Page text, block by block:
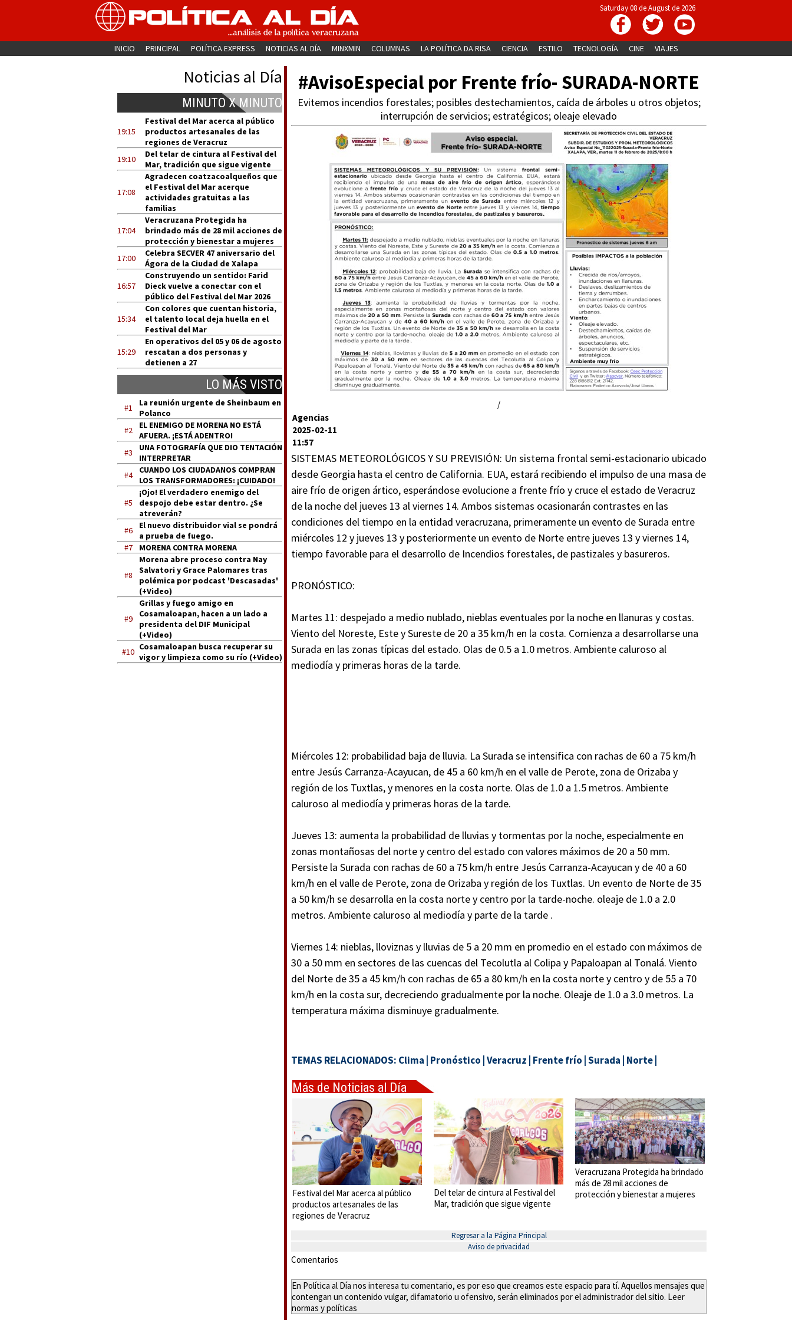
Saturday 08 de August de 2026
INICIO PRINCIPAL POLÍTICA EXPRESS NOTICIAS AL DÍA MINXMIN COLUMNAS LA POLÍTICA DA RISA CIENCIA ESTILO TECNOLOGÍA CINE VIAJES
Noticias al Día
MINUTO X MINUTO
19:15
Festival del Mar acerca al público
productos artesanales de las
regiones de Veracruz
19:10
Del telar de cintura al Festival del
Mar, tradición que sigue vigente
17:08
Agradecen coatzacoalqueños que
el Festival del Mar acerque
actividades gratuitas a las
familias
17:04
Veracruzana Protegida ha
brindado más de 28 mil acciones de
protección y bienestar a mujeres
17:00
Celebra SECVER 47 aniversario del
Ágora de la Ciudad de Xalapa
16:57
Construyendo un sentido: Farid
Dieck vuelve a conectar con el
público del Festival del Mar 2026
15:34
Con colores que cuentan historia,
el talento local deja huella en el
Festival del Mar
15:29
En operativos del 05 y 06 de agosto
rescatan a dos personas y
detienen a 27
LO MÁS VISTO
#1
La reunión urgente de Sheinbaum en
Polanco
#2
EL ENEMIGO DE MORENA NO ESTÁ
AFUERA. ¡ESTÁ ADENTRO!
#3
UNA FOTOGRAFÍA QUE DIO TENTACIÓN
INTERPRETAR
#4
CUANDO LOS CIUDADANOS COMPRAN
LOS TRANSFORMADORES: ¡CUIDADO!
#5
¡Ojo! El verdadero enemigo del
despojo debe estar dentro. ¿Se
atreverán?
#6
El nuevo distribuidor vial se pondrá
a prueba de fuego.
#7
MORENA CONTRA MORENA
#8
Morena abre proceso contra Nay
Salvatori y Grace Palomares tras
polémica por podcast 'Descasadas'
(+Video)
#9
Grillas y fuego amigo en
Cosamaloapan, hacen a un lado a
presidenta del DIF Municipal
(+Video)
#10 Cosamaloapan busca recuperar su
vigor y limpieza como su río (+Video)
#AvisoEspecial por Frente frío- SURADA-NORTE
Evitemos incendios forestales; posibles destechamientos, caída de árboles u otros objetos;
interrupción de servicios; estratégicos; oleaje elevado
/
Agencias
2025-02-11
11:57
SISTEMAS METEOROLÓGICOS Y SU PREVISIÓN: Un sistema frontal semi-estacionario ubicado
desde Georgia hasta el centro de California. EUA, estará recibiendo el impulso de una masa de
aire frío de origen ártico, esperándose evolucione a frente frío y cruce el estado de Veracruz
de la noche del jueves 13 al viernes 14. Ambos sistemas ocasionarán contrastes en las
condiciones del tiempo en la entidad veracruzana, primeramente un evento de Surada entre
miércoles 12 y jueves 13 y posteriormente un evento de Norte entre jueves 13 y viernes 14,
tiempo favorable para el desarrollo de Incendios forestales, de pastizales y basureros.
PRONÓSTICO:
Martes 11: despejado a medio nublado, nieblas eventuales por la noche en llanuras y costas.
Viento del Noreste, Este y Sureste de 20 a 35 km/h en la costa. Comienza a desarrollarse una
Surada en las zonas típicas del estado. Olas de 0.5 a 1.0 metros. Ambiente caluroso al
mediodía y primeras horas de la tarde.
Miércoles 12: probabilidad baja de lluvia. La Surada se intensifica con rachas de 60 a 75 km/h
entre Jesús Carranza-Acayucan, de 45 a 60 km/h en el valle de Perote, zona de Orizaba y
región de los Tuxtlas, y menores en la costa norte. Olas de 1.0 a 1.5 metros. Ambiente
caluroso al mediodía y primeras horas de la tarde.
Jueves 13: aumenta la probabilidad de lluvias y tormentas por la noche, especialmente en
zonas montañosas del norte y centro del estado con valores máximos de 20 a 50 mm.
Persiste la Surada con rachas de 60 a 75 km/h entre Jesús Carranza-Acayucan y de 40 a 60
km/h en el valle de Perote, zona de Orizaba y región de los Tuxtlas. Un evento de Norte de 35
a 50 km/h se desarrolla en la costa norte y centro por la tarde-noche. oleaje de 1.0 a 2.0
metros. Ambiente caluroso al mediodía y parte de la tarde .
Viernes 14: nieblas, lloviznas y lluvias de 5 a 20 mm en promedio en el estado con máximos de
30 a 50 mm en sectores de las cuencas del Tecolutla al Colipa y Papaloapan al Tonalá. Viento
del Norte de 35 a 45 km/h con rachas de 65 a 80 km/h en la costa norte y centro y de 55 a 70
km/h en la costa sur, decreciendo gradualmente por la noche. Oleaje de 1.0 a 3.0 metros. La
temperatura máxima disminuye gradualmente.
TEMAS RELACIONADOS: Clima Pronóstico Veracruz Frente frío Surada Norte
Más de Noticias al Día
Festival del Mar acerca al público
productos artesanales de las
regiones de Veracruz
Del telar de cintura al Festival del
Mar, tradición que sigue vigente
Veracruzana Protegida ha brindado
más de 28 mil acciones de
protección y bienestar a mujeres
Regresar a la Página Principal
Aviso de privacidad
Comentarios
En Política al Día nos interesa tu comentario, es por eso que creamos este espacio para tí. Aquellos mensajes que
contengan un contenido vulgar, difamatorio u ofensivo, serán eliminados por el administrador del sitio. Leer
normas y políticas